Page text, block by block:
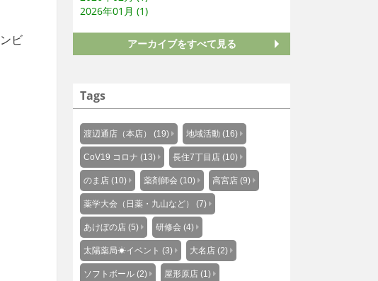
ビ
2026年01月 (1)
アーカイブをすべて見る
Tags
渡辺通店（本店） (19) 地域活動 (16)
CoV19 コロナ (13) 長住7丁目店 (10)
のま店 (10) 薬剤師会 (10) 高宮店 (9)
薬学大会（日薬・九山など） (7)
あけぼの店 (5) 研修会 (4)
太陽薬局☀イベント (3) 大名店 (2)
ソフトボール (2) 屋形原店 (1)